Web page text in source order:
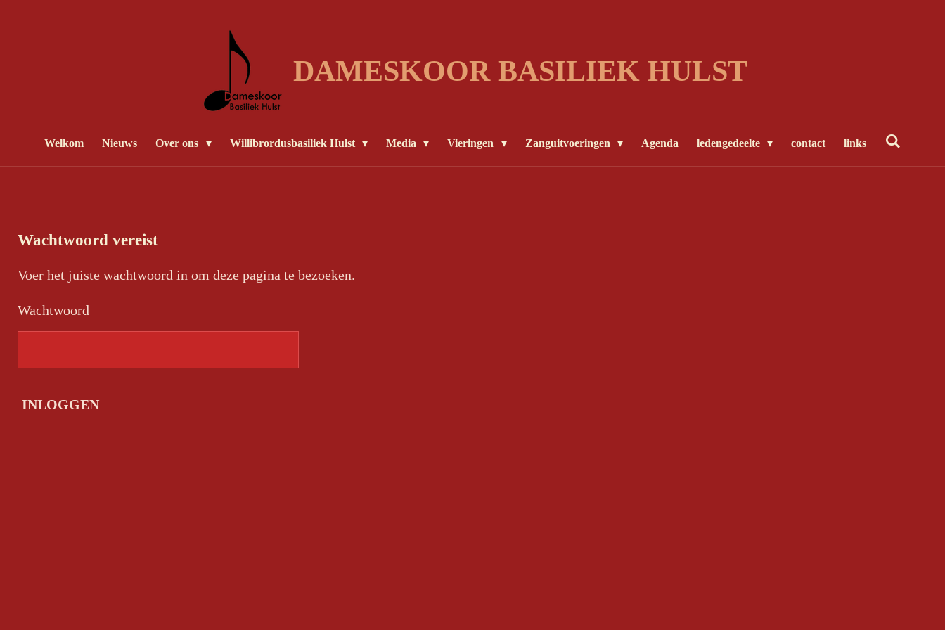
DAMESKOOR BASILIEK HULST
Welkom Nieuws Over ons Willibrordusbasiliek Hulst Media Vieringen Zanguitvoeringen Agenda ledengedeelte contact links
Wachtwoord vereist
Voer het juiste wachtwoord in om deze pagina te bezoeken.
Wachtwoord
INLOGGEN